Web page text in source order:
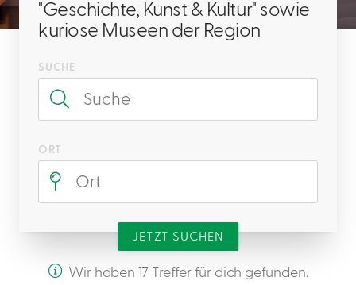
"Geschichte, Kunst & Kultur" sowie
kuriose Museen der Region
SUCHE
Suche
ORT
Ort
JETZT SUCHEN
Wir haben 17 Treffer für dich gefunden.